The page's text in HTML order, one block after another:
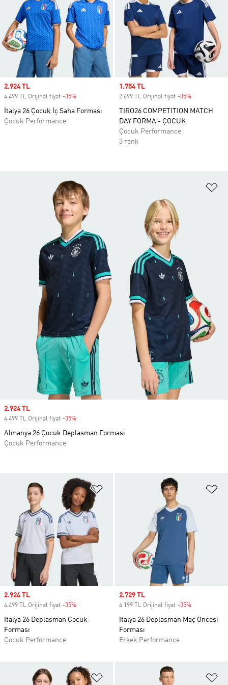
Sale price
2.924 TL
4.499 TL Orijinal fiyat -35%
İtalya 26 Çocuk İç Saha Forması
Çocuk Performance
Sale price
1.754 TL
2.699 TL Orijinal fiyat -35%
TIRO26 COMPETITION MATCH
DAY FORMA - ÇOCUK
Çocuk Performance
3 renk
Favori Listesine Ekle
Sale price
2.924 TL
4.499 TL Orijinal fiyat -35%
İtalya 26 Deplasman Çocuk
Forması
Çocuk Performance
Sale price
2.729 TL
4.199 TL Orijinal fiyat -35%
İtalya 26 Deplasman Maç Öncesi
Forması
Erkek Performance
Favori Listesine Ekle
Sale price
2.924 TL
4.499 TL Orijinal fiyat -35%
Almanya 26 Çocuk Deplasman Forması
Çocuk Performance